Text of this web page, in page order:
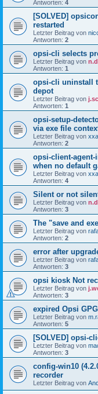
Antworten: 4
[SOLVED]
restarted
Letzter Beitrag von
Antworten: 2
opsi-cli selects
Letzter Beitrag von
Antworten: 1
opsi-cli uninstall
depot
Letzter Beitrag von
Antworten: 1
opsi-setup-
via exe file
Letzter Beitrag von
Antworten: 2
opsi-client-
when no default
Letzter Beitrag von
Antworten: 4
Silent or not
Letzter Beitrag von
Antworten: 3
The "save and
Letzter Beitrag von
Antworten: 2
error after
Letzter Beitrag von
Antworten: 3
opsi kiosk Not
Letzter Beitrag von
Antworten: 3
expired Opsi
Letzter Beitrag von
Antworten: 5
[SOLVED] opsi-
Letzter Beitrag von
Antworten: 3
config-win10
recorder
Letzter Beitrag von